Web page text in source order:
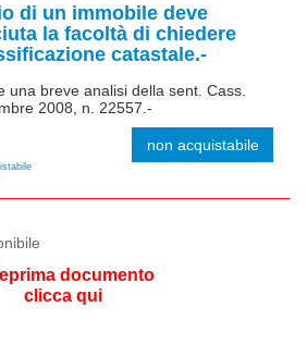
di un immobile deve
la facoltà di chiedere
catastale.-
una breve analisi della sent. Cass.
2008, n. 22557.-
non acquistabile
documento
clicca qui